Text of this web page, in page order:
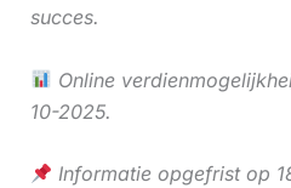
succes.
Online
10-2025.
Informatie opgefrist op